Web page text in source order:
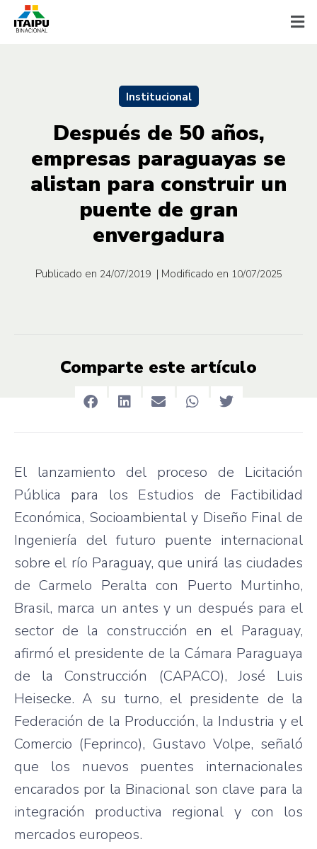
Institucional
Después de 50 años,
empresas paraguayas se
alistan para construir un
puente de gran
envergadura
Publicado en 24/07/2019 | Modificado en 10/07/2025
Comparte este artículo
El lanzamiento del proceso de Licitación
Pública para los Estudios de Factibilidad
Económica, Socioambiental y Diseño Final de
Ingeniería del futuro puente internacional
sobre el río Paraguay, que unirá las ciudades
de Carmelo Peralta con Puerto Murtinho,
Brasil, marca un antes y un después para el
sector de la construcción en el Paraguay,
afirmó el presidente de la Cámara Paraguaya
de la Construcción (CAPACO), José Luis
Heisecke. A su turno, el presidente de la
Federación de la Producción, la Industria y el
Comercio (Feprinco), Gustavo Volpe, señaló
que los nuevos puentes internacionales
encarados por la Binacional son clave para la
integración productiva regional y con los
mercados europeos.